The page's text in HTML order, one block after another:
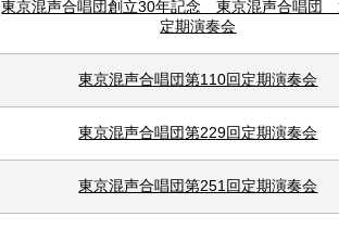
東京混声合唱団創立30年記念 東京混声合唱団
定期演奏会
東京混声合唱団第110回定期演奏会
東京混声合唱団第229回定期演奏会
東京混声合唱団第251回定期演奏会